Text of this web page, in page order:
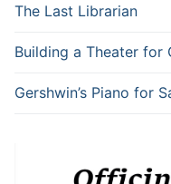
The Last Librarian
Building a Theater for
Gershwin’s Piano for